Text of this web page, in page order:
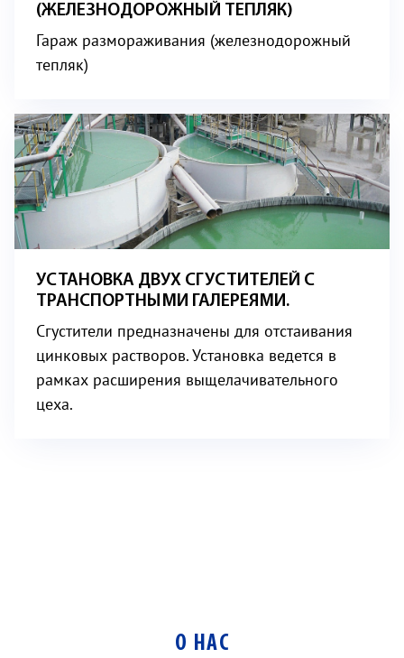
(ЖЕЛЕЗНОДОРОЖНЫЙ ТЕПЛЯК)
Гараж размораживания (железнодорожный
тепляк)
УСТАНОВКА ДВУХ СГУСТИТЕЛЕЙ С
ТРАНСПОРТНЫМИ ГАЛЕРЕЯМИ.
Сгустители предназначены для отстаивания
цинковых растворов. Установка ведется в
рамках расширения выщелачивательного
цеха.
О НАС